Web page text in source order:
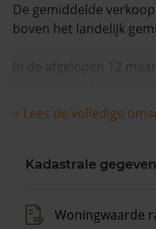
De gemiddelde
boven het landelijk
In de afgelopen 12
+ Lees de volledige
Kadastrale
Woningwaarde